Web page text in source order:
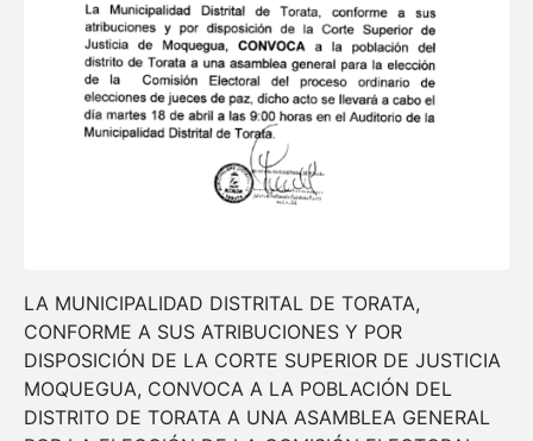
LA MUNICIPALIDAD DISTRITAL DE TORATA,
CONFORME A SUS ATRIBUCIONES Y POR
DISPOSICIÓN DE LA CORTE SUPERIOR DE JUSTICIA
MOQUEGUA, CONVOCA A LA POBLACIÓN DEL
DISTRITO DE TORATA A UNA ASAMBLEA GENERAL